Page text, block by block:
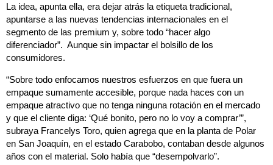
La idea, apunta ella, era dejar atrás la etiqueta tradicional,
apuntarse a las nuevas tendencias internacionales en el
segmento de las premium y, sobre todo “hacer algo
diferenciador”. Aunque sin impactar el bolsillo de los
consumidores.
“Sobre todo enfocamos nuestros esfuerzos en que fuera un
empaque sumamente accesible, porque nada haces con un
empaque atractivo que no tenga ninguna rotación en el mercado
y que el cliente diga: ‘Qué bonito, pero no lo voy a comprar’”,
subraya Francelys Toro, quien agrega que en la planta de Polar
en San Joaquín, en el estado Carabobo, contaban desde algunos
años con el material. Solo había que “desempolvarlo”.